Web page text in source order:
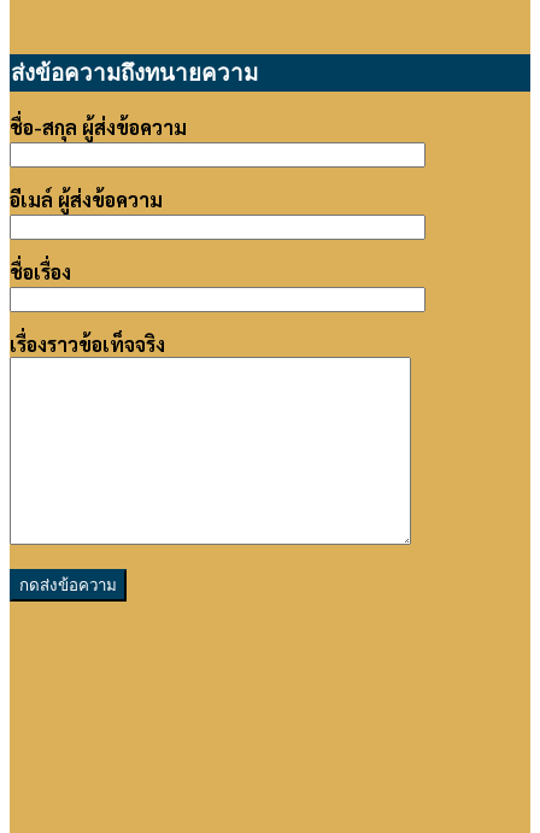
ส่งข้อความถึงทนายความ
ชื่อ-สกุล ผู้ส่งข้อความ
อีเมล์ ผู้ส่งข้อความ
ชื่อเรื่อง
เรื่องราวข้อเท็จจริง